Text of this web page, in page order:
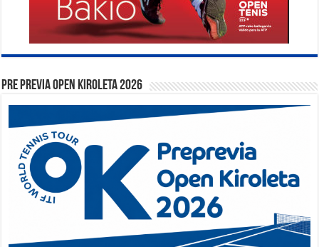
PRE PREVIA OPEN KIROLETA 2026